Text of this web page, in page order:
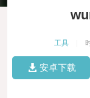
工具
安卓下载